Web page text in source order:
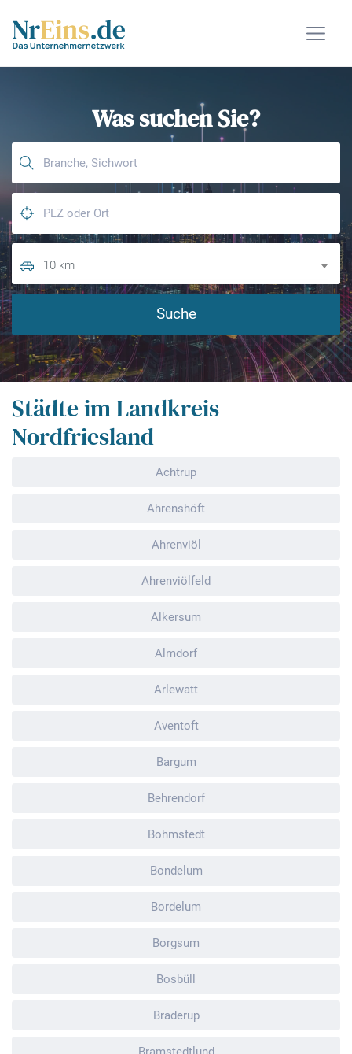
Was suchen Sie?
10 km
Suche
Städte im Landkreis
Nordfriesland
Achtrup
Ahrenshöft
Ahrenviöl
Ahrenviölfeld
Alkersum
Almdorf
Arlewatt
Aventoft
Bargum
Behrendorf
Bohmstedt
Bondelum
Bordelum
Borgsum
Bosbüll
Braderup